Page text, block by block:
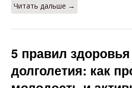
Читать дальше →
5 правил
долголетия: как